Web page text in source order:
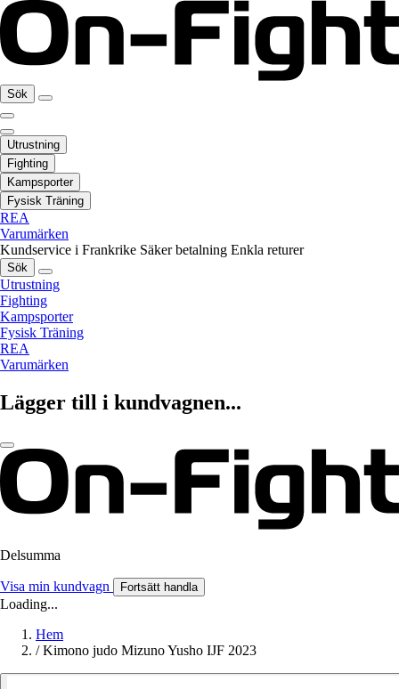
Sök
Utrustning
Fighting
Kampsporter
Fysisk Träning
REA
Varumärken
Kundservice i Frankrike Säker betalning Enkla returer
Sök
Utrustning
Fighting
Kampsporter
Fysisk Träning
REA
Varumärken
Lägger till i kundvagnen...
Delsumma
Visa min kundvagn Fortsätt handla
Loading...
Hem
/ Kimono judo Mizuno Yusho IJF 2023